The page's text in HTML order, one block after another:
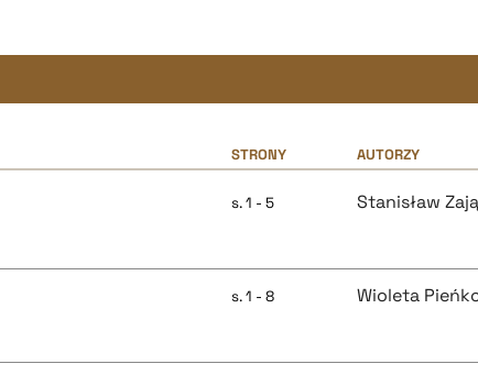
STRONY AUTORZY
s. 1 - 5 Stanisław
s. 1 - 8 Wioleta